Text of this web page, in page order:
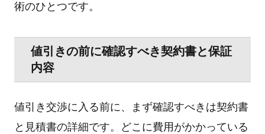
術のひとつです。
値引きの前に確認すべき契約書と保証
内容
値引き交渉に入る前に、まず確認すべきは契約書
と見積書の詳細です。どこに費用がかかっている